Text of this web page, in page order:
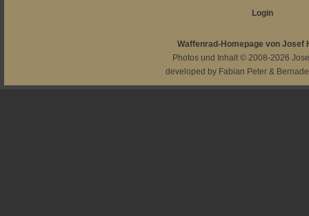
Login
Waffenrad-Homepage von Josef
Photos und Inhalt © 2008-2026
developed by Fabian Peter &